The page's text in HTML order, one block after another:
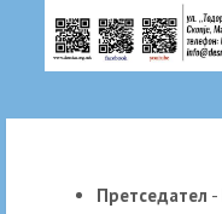
Претседател -